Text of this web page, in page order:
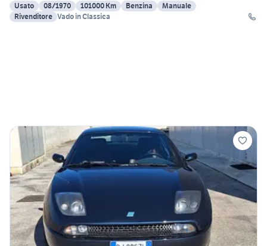
Usato
08/1970 101000 Km Benzina
Manuale
Rivenditore Vado in Classica